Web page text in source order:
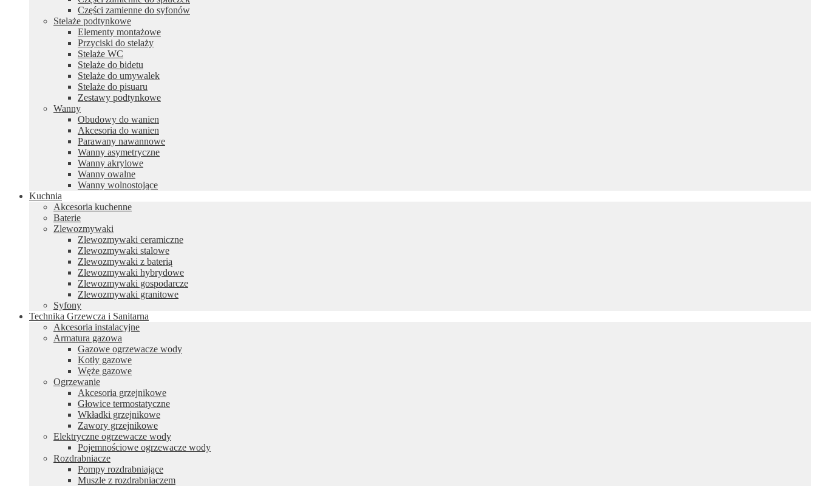
Części zamienne do syfonów
Stelaże podtynkowe
Elementy montażowe
Przyciski do stelaży
Stelaże WC
Stelaże do bidetu
Stelaże do umywalek
Stelaże do pisuaru
Zestawy podtynkowe
Wanny
Obudowy do wanien
Akcesoria do wanien
Parawany nawannowe
Wanny asymetryczne
Wanny akrylowe
Wanny owalne
Wanny wolnostojące
Kuchnia
Akcesoria kuchenne
Baterie
Zlewozmywaki
Zlewozmywaki ceramiczne
Zlewozmywaki stalowe
Zlewozmywaki z baterią
Zlewozmywaki hybrydowe
Zlewozmywaki gospodarcze
Zlewozmywaki granitowe
Syfony
Technika Grzewcza i Sanitarna
Akcesoria instalacyjne
Armatura gazowa
Gazowe ogrzewacze wody
Kotły gazowe
Węże gazowe
Ogrzewanie
Akcesoria grzejnikowe
Głowice termostatyczne
Wkładki grzejnikowe
Zawory grzejnikowe
Elektryczne ogrzewacze wody
Pojemnościowe ogrzewacze wody
Rozdrabniacze
Pompy rozdrabniające
Muszle z rozdrabniaczem